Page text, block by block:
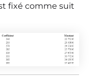
fixé comme suit